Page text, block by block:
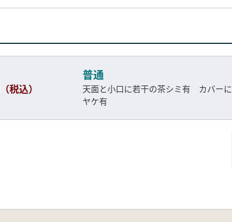
（税込）
普通
天面と小口に若干の茶シミ有 カバーに
ヤケ有